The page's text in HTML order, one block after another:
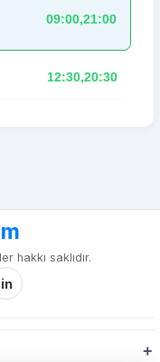
09:00,21:00
12:30,20:30
hakkı saklıdır.
in